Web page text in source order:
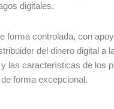
digitales.
forma controlada, con
del dinero digital a
las características de los
forma excepcional.